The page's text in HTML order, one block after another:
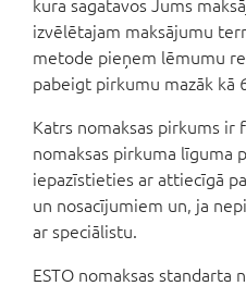
kura sagatavos Jums
izvēlētajam maksājumu
metode pieņem lēmumu
pabeigt pirkumu mazāk kā
Katrs nomaksas pirkums ir
nomaksas pirkuma līguma
iepazīstieties ar attiecīgā
un nosacījumiem un, ja
ar speciālistu.
ESTO nomaksas standarta